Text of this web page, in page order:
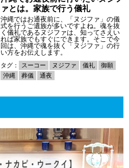
ァとは。家族で行う儀礼
沖縄ではお通夜前に、「ヌジファ」の儀
式を行うご遺族が多いですよね。魂を抜
く儀礼であるヌジファは、知ってさえい
れば家族でもすぐにできます。そこで今
回は、沖縄で魂を抜く「ヌジファ」の行
い方をお伝えします。
タグ： スーコー ヌジファ 儀礼
御願
沖縄
葬儀 通夜